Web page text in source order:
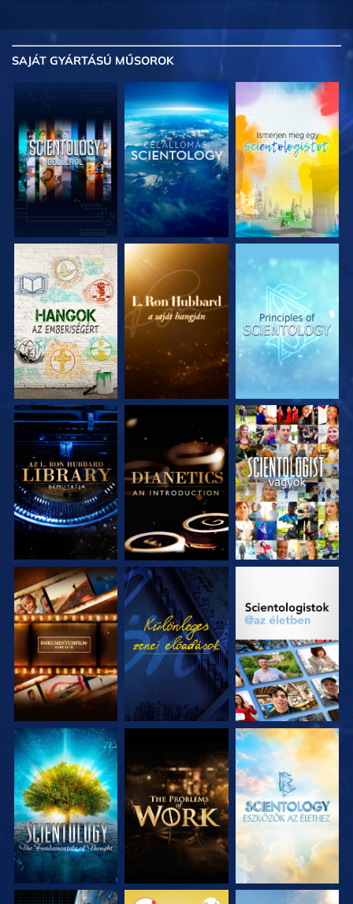
SAJÁT GYÁRTÁSÚ MŰSOROK
A SOROZAT
RÉSZEI
A SOROZAT
RÉSZEI
A SOROZAT
RÉSZEI
A SOROZAT
RÉSZEI
A SOROZAT
RÉSZEI
MŰSORNÉZÉS
A SOROZAT
RÉSZEI
MŰSORNÉZÉS
A SOROZAT
A SOROZAT
RÉSZEI
A SOROZAT
RÉSZEI
A SOROZAT
RÉSZEI